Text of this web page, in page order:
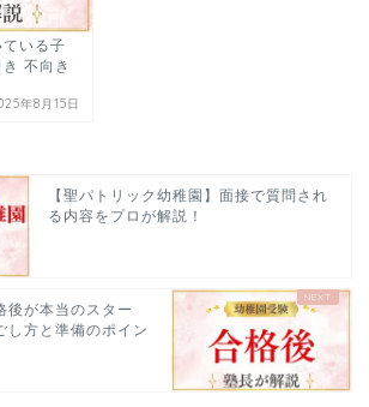
ている子
不向き
年8月15日
【聖パトリック幼稚園】面接で質問され
る内容をプロが解説！
後が本当のスター
し方と準備のポイン